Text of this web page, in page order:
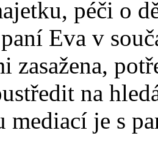
péči o
Eva v
zasažena,
na
mediací je s